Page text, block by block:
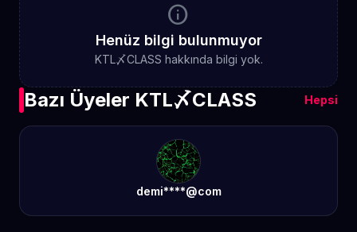
info
Henüz bilgi bulunmuyor
KTL〆CLASS hakkında bilgi yok.
Bazı Üyeler KTL〆CLASS Hepsi
demi****@com